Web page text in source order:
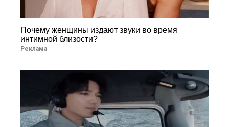
Почему женщины издают звуки во время
интимной близости?
Реклама